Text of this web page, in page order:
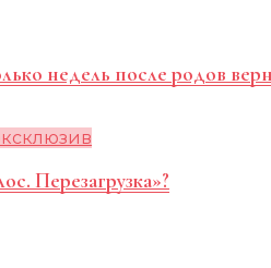
недель после родов
Перезагрузка»?